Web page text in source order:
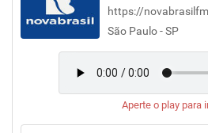
https://
São Paulo - SP
Aperte o play para